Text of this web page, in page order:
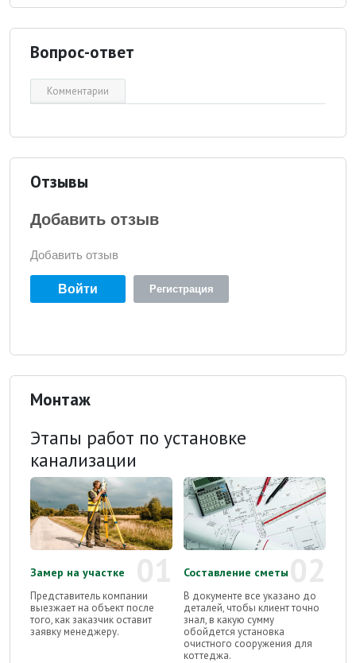
Вопрос-ответ
Комментарии
Отзывы
Добавить отзыв
Добавить отзыв
Войти Регистрация
Монтаж
Этапы работ по установке
канализации
Замер на участке
Представитель компании
выезжает на объект после
того, как заказчик оставит
заявку менеджеру.
Составление сметы
В документе все указано до
деталей, чтобы клиент точно
знал, в какую сумму
обойдется установка
очистного сооружения для
коттеджа.